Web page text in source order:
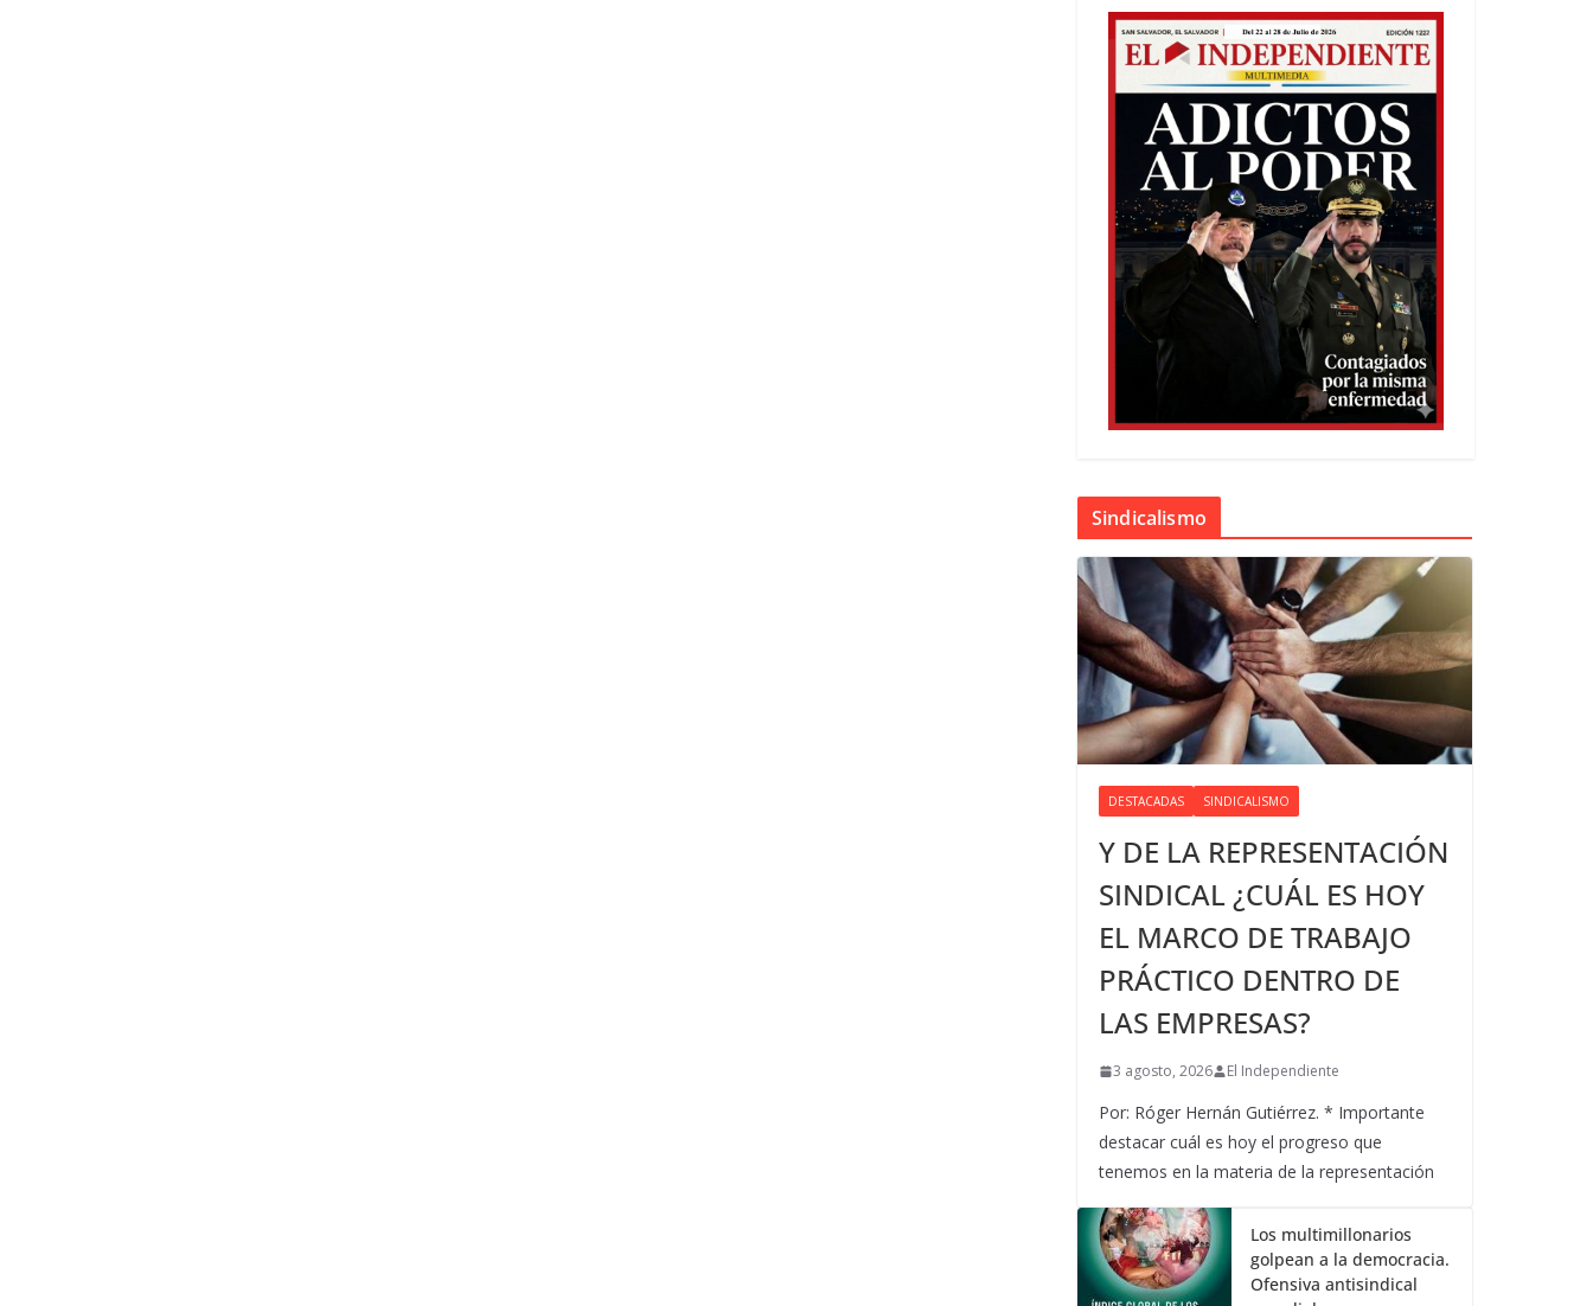
Sindicalismo
DESTACADAS SINDICALISMO
Y DE LA REPRESENTACIÓN
SINDICAL ¿CUÁL ES HOY
EL MARCO DE TRABAJO
PRÁCTICO DENTRO DE
LAS EMPRESAS?
3 agosto, 2026 El Independiente
Por: Róger Hernán Gutiérrez. * Importante
destacar cuál es hoy el progreso que
tenemos en la materia de la representación
Los multimillonarios
golpean a la democracia.
Ofensiva antisindical